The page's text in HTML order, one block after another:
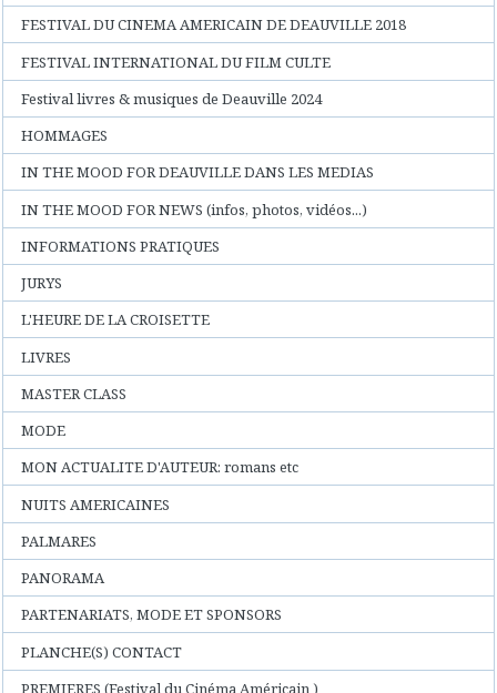
FESTIVAL DU CINEMA AMERICAIN DE DEAUVILLE 2018
FESTIVAL INTERNATIONAL DU FILM CULTE
Festival livres & musiques de Deauville 2024
HOMMAGES
IN THE MOOD FOR DEAUVILLE DANS LES MEDIAS
IN THE MOOD FOR NEWS (infos, photos, vidéos...)
INFORMATIONS PRATIQUES
JURYS
L'HEURE DE LA CROISETTE
LIVRES
MASTER CLASS
MODE
MON ACTUALITE D'AUTEUR: romans etc
NUITS AMERICAINES
PALMARES
PANORAMA
PARTENARIATS, MODE ET SPONSORS
PLANCHE(S) CONTACT
PREMIERES (Festival du Cinéma Américain )